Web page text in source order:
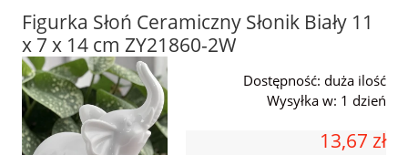
Figurka Słoń Ceramiczny Słonik Biały 11
x 7 x 14 cm ZY21860-2W
Dostępność: duża ilość
Wysyłka w: 1 dzień
13,67 zł